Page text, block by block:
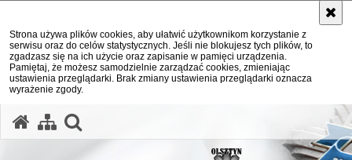
Strona używa plików cookies, aby ułatwić użytkownikom korzystanie z
serwisu oraz do celów statystycznych. Jeśli nie blokujesz tych plików, to
zgadzasz się na ich użycie oraz zapisanie w pamięci urządzenia.
Pamiętaj, że możesz samodzielnie zarządzać cookies, zmieniając
ustawienia przeglądarki. Brak zmiany ustawienia przeglądarki oznacza
wyrażenie zgody.